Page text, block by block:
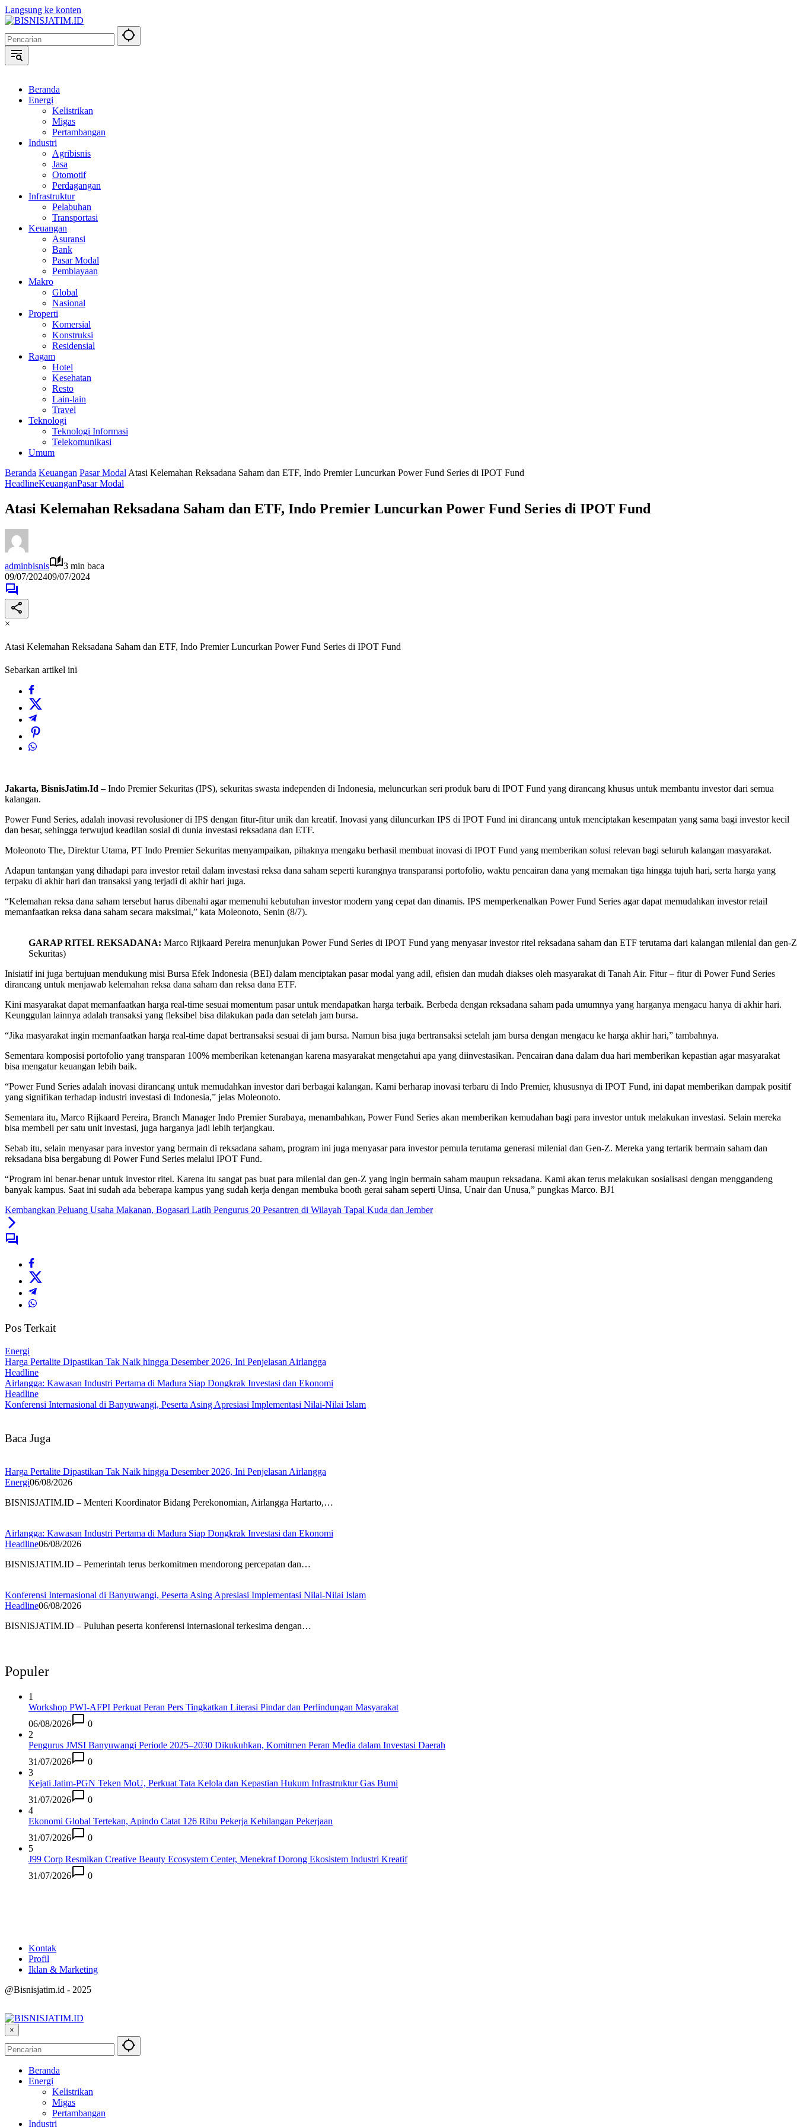
Langsung ke konten
Beranda
Energi
Kelistrikan
Migas
Pertambangan
Industri
Agribisnis
Jasa
Otomotif
Perdagangan
Infrastruktur
Pelabuhan
Transportasi
Keuangan
Asuransi
Bank
Pasar Modal
Pembiayaan
Makro
Global
Nasional
Properti
Komersial
Konstruksi
Residensial
Ragam
Hotel
Kesehatan
Resto
Lain-lain
Travel
Teknologi
Teknologi Informasi
Telekomunikasi
Umum
Beranda Keuangan Pasar Modal Atasi Kelemahan Reksadana Saham dan ETF, Indo Premier Luncurkan Power Fund Series di IPOT Fund
HeadlineKeuanganPasar Modal
Atasi Kelemahan Reksadana Saham dan ETF, Indo Premier Luncurkan Power Fund Series di IPOT Fund
adminbisnis
3 min baca
09/07/202409/07/2024
×
Atasi Kelemahan Reksadana Saham dan ETF, Indo Premier Luncurkan Power Fund Series di IPOT Fund
Sebarkan artikel ini
Jakarta, BisnisJatim.Id –Indo Premier Sekuritas (IPS), sekuritas swasta independen di Indonesia, meluncurkan seri produk baru di IPOT Fund yang dirancang khusus untuk membantu investor dari semua
kalangan.
Power Fund Series, adalah inovasi revolusioner di IPS dengan fitur-fitur unik dan kreatif. Inovasi yang diluncurkan IPS di IPOT Fund ini dirancang untuk menciptakan kesempatan yang sama bagi investor kecil
dan besar, sehingga terwujud keadilan sosial di dunia investasi reksadana dan ETF.
Moleonoto The, Direktur Utama, PT Indo Premier Sekuritas menyampaikan, pihaknya mengaku berhasil membuat inovasi di IPOT Fund yang memberikan solusi relevan bagi seluruh kalangan masyarakat.
Adapun tantangan yang dihadapi para investor retail dalam investasi reksa dana saham seperti kurangnya transparansi portofolio, waktu pencairan dana yang memakan tiga hingga tujuh hari, serta harga yang
terpaku di akhir hari dan transaksi yang terjadi di akhir hari juga.
“Kelemahan reksa dana saham tersebut harus dibenahi agar memenuhi kebutuhan investor modern yang cepat dan dinamis. IPS memperkenalkan Power Fund Series agar dapat memudahkan investor retail
memanfaatkan reksa dana saham secara maksimal,” kata Moleonoto, Senin (8/7).
GARAP RITEL REKSADANA: Marco Rijkaard Pereira menunjukan Power Fund Series di IPOT Fund yang menyasar investor ritel reksadana saham dan ETF terutama dari kalangan milenial dan
Sekuritas)
Inisiatif ini juga bertujuan mendukung misi Bursa Efek Indonesia (BEI) dalam menciptakan pasar modal yang adil, efisien dan mudah diakses oleh masyarakat di Tanah Air. Fitur – fitur di Power Fund Series
dirancang untuk menjawab kelemahan reksa dana saham dan reksa dana ETF.
Kini masyarakat dapat memanfaatkan harga real-time sesuai momentum pasar untuk mendapatkan harga terbaik. Berbeda dengan reksadana saham pada umumnya yang harganya mengacu hanya di akhir hari.
Keunggulan lainnya adalah transaksi yang fleksibel bisa dilakukan pada dan setelah jam bursa.
“Jika masyarakat ingin memanfaatkan harga real-time dapat bertransaksi sesuai di jam bursa. Namun bisa juga bertransaksi setelah jam bursa dengan mengacu ke harga akhir hari,” tambahnya.
Sementara komposisi portofolio yang transparan 100% memberikan ketenangan karena masyarakat mengetahui apa yang diinvestasikan. Pencairan dana dalam dua hari memberikan kepastian agar masyarakat
bisa mengatur keuangan lebih baik.
“Power Fund Series adalah inovasi dirancang untuk memudahkan investor dari berbagai kalangan. Kami berharap inovasi terbaru di Indo Premier, khususnya di IPOT Fund, ini dapat memberikan dampak positif
yang signifikan terhadap industri investasi di Indonesia,” jelas Moleonoto.
Sementara itu, Marco Rijkaard Pereira, Branch Manager Indo Premier Surabaya, menambahkan, Power Fund Series akan memberikan kemudahan bagi para investor untuk melakukan investasi. Selain mereka
bisa membeli per satu unit investasi, juga harganya jadi lebih terjangkau.
Sebab itu, selain menyasar para investor yang bermain di reksadana saham, program ini juga menyasar para investor pemula terutama generasi milenial dan Gen-Z. Mereka yang tertarik bermain saham dan
reksadana bisa bergabung di Power Fund Series melalui IPOT Fund.
“Program ini benar-benar untuk investor ritel. Karena itu sangat pas buat para milenial dan gen-Z yang ingin bermain saham maupun reksadana. Kami akan terus melakukan sosialisasi dengan menggandeng
banyak kampus. Saat ini sudah ada beberapa kampus yang sudah kerja dengan membuka booth gerai saham seperti Uinsa, Unair dan Unusa,” pungkas Marco. BJ1
Kembangkan Peluang Usaha Makanan, Bogasari Latih Pengurus 20 Pesantren di Wilayah Tapal Kuda dan Jember
Pos Terkait
Energi
Harga Pertalite Dipastikan Tak Naik hingga Desember 2026, Ini Penjelasan Airlangga
Headline
Airlangga: Kawasan Industri Pertama di Madura Siap Dongkrak Investasi dan Ekonomi
Headline
Konferensi Internasional di Banyuwangi, Peserta Asing Apresiasi Implementasi Nilai-Nilai Islam
Baca Juga
Harga Pertalite Dipastikan Tak Naik hingga Desember 2026, Ini Penjelasan Airlangga
Energi06/08/2026
BISNISJATIM.ID – Menteri Koordinator Bidang Perekonomian, Airlangga Hartarto,…
Airlangga: Kawasan Industri Pertama di Madura Siap Dongkrak Investasi dan Ekonomi
Headline06/08/2026
BISNISJATIM.ID – Pemerintah terus berkomitmen mendorong percepatan dan…
Konferensi Internasional di Banyuwangi, Peserta Asing Apresiasi Implementasi Nilai-Nilai Islam
Headline06/08/2026
BISNISJATIM.ID – Puluhan peserta konferensi internasional terkesima dengan…
Populer
1
Workshop PWI-AFPI Perkuat Peran Pers Tingkatkan Literasi Pindar dan Perlindungan Masyarakat
06/08/2026
0
2
Pengurus JMSI Banyuwangi Periode 2025–2030 Dikukuhkan, Komitmen Peran Media dalam Investasi Daerah
31/07/2026
0
3
Kejati Jatim-PGN Teken MoU, Perkuat Tata Kelola dan Kepastian Hukum Infrastruktur Gas Bumi
31/07/2026
0
4
Ekonomi Global Tertekan, Apindo Catat 126 Ribu Pekerja Kehilangan Pekerjaan
31/07/2026
0
5
J99 Corp Resmikan Creative Beauty Ecosystem Center, Menekraf Dorong Ekosistem Industri Kreatif
31/07/2026
0
Kontak
Profil
Iklan & Marketing
@Bisnisjatim.id - 2025
×
Beranda
Energi
Kelistrikan
Migas
Pertambangan
Industri